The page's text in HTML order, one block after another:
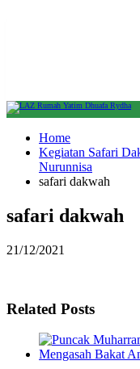
Home
Kegiatan Safari
Nurunnisa
safari dakwah
safari dakwah
21/12/2021
Related Posts